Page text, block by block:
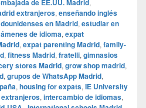
de EE.UU. Madrid,
extranjeros, enseñando inglés
en Madrid, estudiar en
de idioma, expat
, expat parenting Madrid, family-
, fitness Madrid, fratelli, gimnasios
stores Madrid, grow shop madrid,
, grupos de WhatsApp Madrid,
, housing for expats, IE University
, intercambio de idiomas,